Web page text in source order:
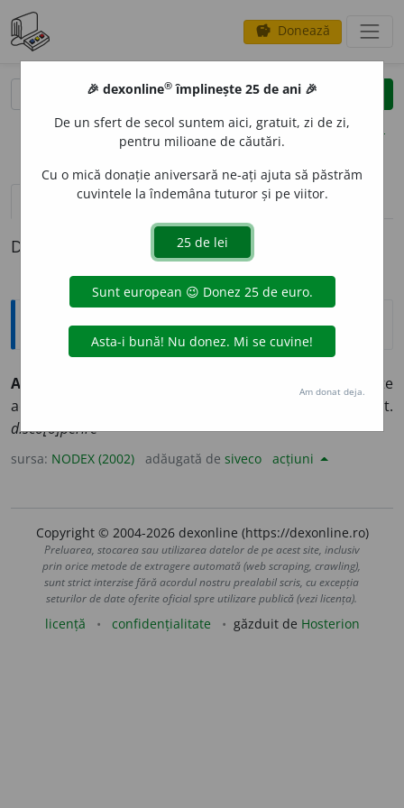
savings Donează
clear
opțiuni
definiții (1) pronunțievolume_up (50)
Definiția cu ID-ul 331533:
Explicative DEX
A SE DESCOPER
A-și scoate
acoperământul de pe cap (pălăria, căciula etc.). /<lat.
disco[o]perire
sursa: NODEX (2002) adăugată de siveco acțiuni
Copyright © 2004-2026 dexonline (https://dexonline.ro)
Preluarea, stocarea sau utilizarea datelor de pe acest site, inclusiv
prin orice metode de extragere automată (web scraping, crawling),
sunt strict interzise fără acordul nostru prealabil scris, cu excepția
seturilor de date oferite oficial spre utilizare publică (vezi licența).
licență confidențialitate găzduit de Hosterion
🎉 dexonline® împlinește 25 de ani 🎉
De un sfert de secol suntem aici, gratuit, zi de zi,
pentru milioane de căutări.
Cu o mică donație aniversară ne-ați ajuta să păstrăm
cuvintele la îndemâna tuturor și pe viitor.
Am donat deja.